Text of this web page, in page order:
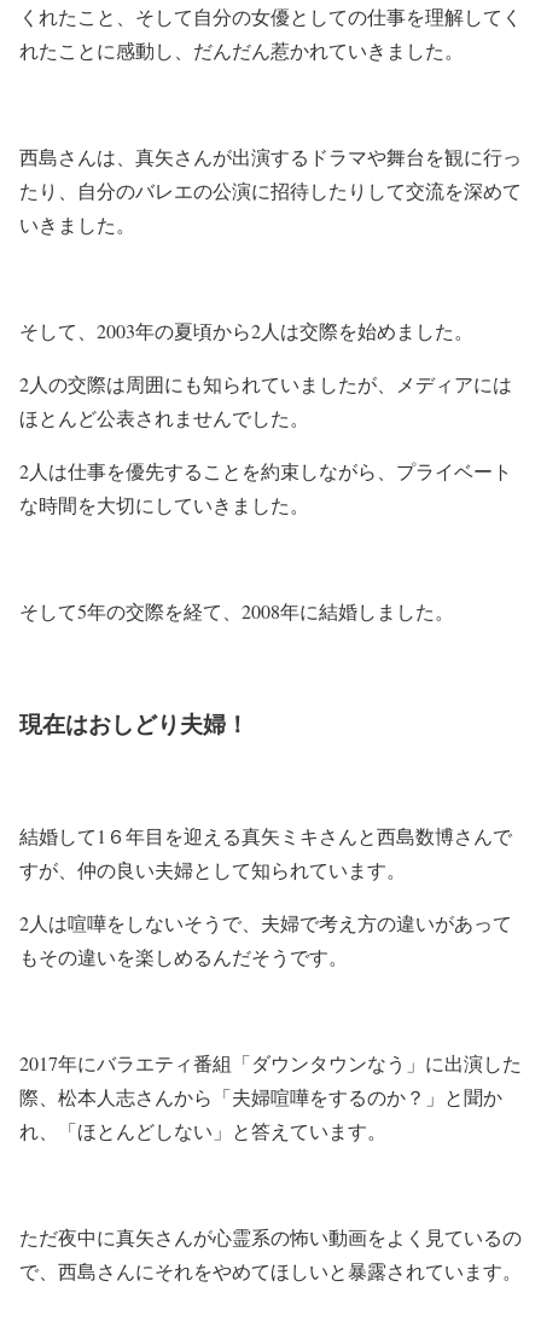
くれたこと、そして自分の女優としての仕事を理解してく
れたことに感動し、だんだん惹かれていきました。
西島さんは、真矢さんが出演するドラマや舞台を観に行っ
たり、自分のバレエの公演に招待したりして交流を深めて
いきました。
そして、2003年の夏頃から2人は交際を始めました。
2人の交際は周囲にも知られていましたが、メディアには
ほとんど公表されませんでした。
2人は仕事を優先することを約束しながら、プライベート
な時間を大切にしていきました。
そして5年の交際を経て、2008年に結婚しました。
現在はおしどり夫婦！
結婚して1６年目を迎える真矢ミキさんと西島数博さんで
すが、仲の良い夫婦として知られています。
2人は喧嘩をしないそうで、夫婦で考え方の違いがあって
もその違いを楽しめるんだそうです。
2017年にバラエティ番組「ダウンタウンなう」に出演した
際、松本人志さんから 「夫婦喧嘩をするのか？」と聞か
れ、「ほとんどしない」と答えています。
ただ夜中に真矢さんが心霊系の怖い動画をよく見ているの
で、西島さんにそれをやめてほしいと暴露されています。